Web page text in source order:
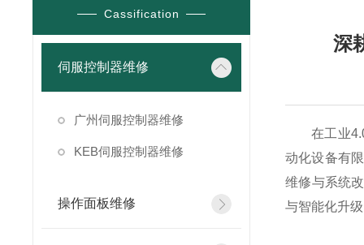
Cassification
伺服控制器维修
广州伺服控制器维修
KEB伺服控制器维修
操作面板维修
深
在工业4.0
动化设备有
维修与系统
与智能化升